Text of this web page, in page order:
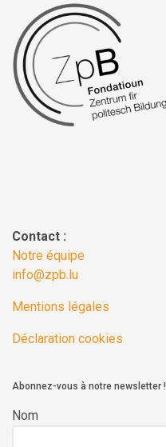
Contact :
Notre équipe
info@zpb.lu
Mentions légales
Déclaration cookies
Abonnez-vous à notre newsletter !
Nom